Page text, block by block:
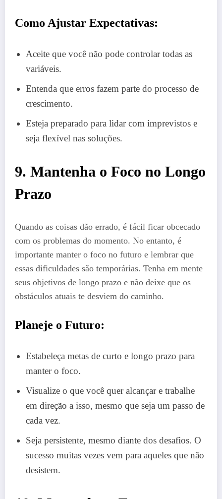
Como Ajustar Expectativas:
Aceite que você não pode controlar todas as
variáveis.
Entenda que erros fazem parte do processo de
crescimento.
Esteja preparado para lidar com imprevistos e
seja flexível nas soluções.
9. Mantenha o Foco no Longo
Prazo
Quando as coisas dão errado, é fácil ficar obcecado
com os problemas do momento. No entanto, é
importante manter o foco no futuro e lembrar que
essas dificuldades são temporárias. Tenha em mente
seus objetivos de longo prazo e não deixe que os
obstáculos atuais te desviem do caminho.
Planeje o Futuro:
Estabeleça metas de curto e longo prazo para
manter o foco.
Visualize o que você quer alcançar e trabalhe
em direção a isso, mesmo que seja um passo de
cada vez.
Seja persistente, mesmo diante dos desafios. O
sucesso muitas vezes vem para aqueles que não
desistem.